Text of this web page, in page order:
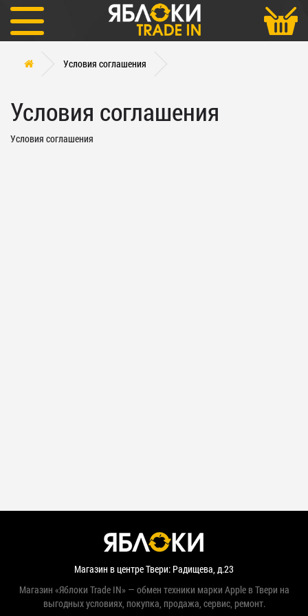
Условия соглашения
Условия соглашения
Условия соглашения
Магазин в центре Твери: Радищева, д.23
Магазин «Яблоки Trade IN» — обмен техники марки Apple в Твери на
выгодных условиях, покупка, продажа, сервис, ремонт.